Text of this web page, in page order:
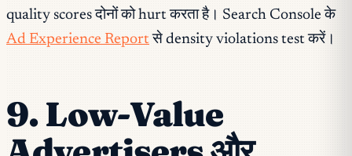
quality scores दोनों को hurt करता है। Search Console के
Ad Experience Report से density violations test करें।
9. Low-Value